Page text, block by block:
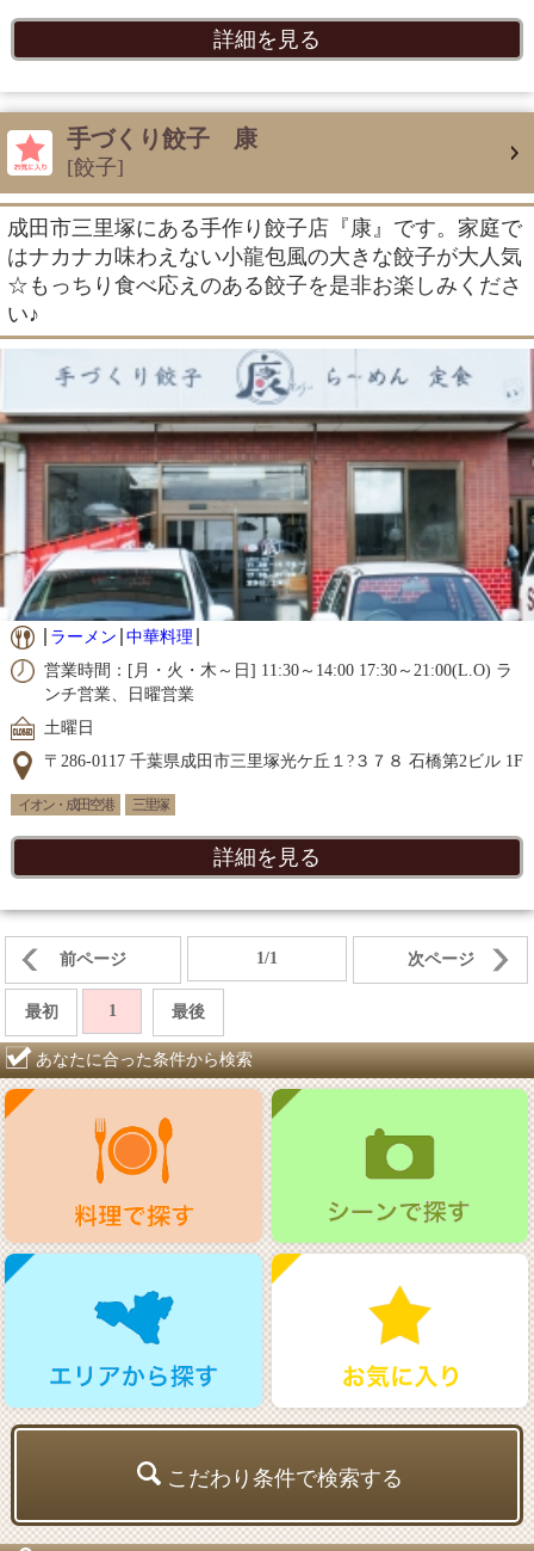
詳細を見る
手づくり餃子 康
[餃子]
成田市三里塚にある手作り餃子店『康』です。家庭で
はナカナカ味わえない小龍包風の大きな餃子が大人気
☆もっちり食べ応えのある餃子を是非お楽しみくださ
い♪
ラーメン 中華料理
営業時間：[月・火・木～日] 11:30～14:00 17:30～21:00(L.O) ラ
ンチ営業、日曜営業
土曜日
〒286-0117 千葉県成田市三里塚光ケ丘１?３７８ 石橋第2ビル 1F
イオン・成田空港 三里塚
詳細を見る
前ページ 1/1 次ページ
最初 1 最後
あなたに合った条件から検索
こだわり条件で検索する